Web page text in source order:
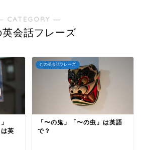
CATEGORY ―
英会話フレーズ
英
むの英会話フレーズ
「〜の鬼」「〜の虫」は英語
で？